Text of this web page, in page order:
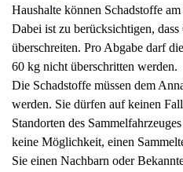
Haushalte können Schadstoffe
Dabei ist zu berücksichtigen,
überschreiten. Pro Abgabe darf
60 kg nicht überschritten werden.
Die Schadstoffe müssen dem
werden. Sie dürfen auf keinen
Standorten des
keine Möglichkeit, einen
Sie einen Nachbarn oder